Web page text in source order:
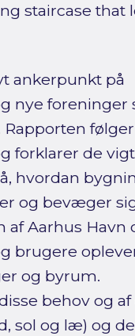
staircase that
ankerpunkt på
nye foreninger
følger
forklarer de
hvordan
og bevæger
Aarhus Havn
brugere
og byrum.
behov og af
sol og læ) og